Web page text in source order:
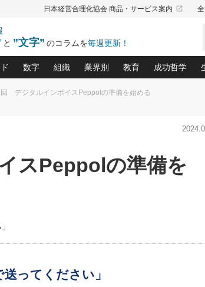
日本経営合理化協会 商品・サービス案内 launch
と ”文字” のコラムを毎週更新！
2026.08.5
意たい、知っておきたい、やってお
ジバチの『経営戦略の新常識』(12)
なる考え方」(57)
したいと思われる「一流の仕事術」(28)
人と組織を動かす(200)
の「今月のヒット商品」(109)
数字
会社を守り抜くための緊急対策(100)
強い決算書の会社はココが違う！(36)
銀行交渉はこうしなさい！(12)
組織
職場の生産性を下げるハラスメントの
賃金決定の定石(68)
顧客・社員・社会から支持される「ウ
業界別
大久保一彦の“流行る”お店の
柿内幸夫─社長のための現場改
教育
あなただからお願
クレーム対応 実践
クレーム対応の新
デキル社員に育て
成功哲学
中国哲学に
令和時代
先人の名句
渡部昇一の
経営に活か
デジタルインボイスPeppolの準備を始める
スPeppolの準備を
ってください」